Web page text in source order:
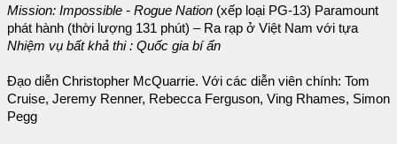
Mission: Impossible - Rogue Nation (xếp loại PG-13) Paramount
phát hành (thời lượng 131 phút) – Ra rạp ở Việt Nam với tựa
Nhiệm vụ bất khả thi : Quốc gia bí ẩn
Đạo diễn Christopher McQuarrie. Với các diễn viên chính: Tom
Cruise, Jeremy Renner, Rebecca Ferguson, Ving Rhames, Simon
Pegg